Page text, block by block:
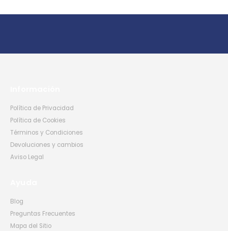
Política de Privacidad
Política de Cookies
Términos y Condiciones
Devoluciones y cambios
Aviso Legal
Blog
Preguntas Frecuentes
Mapa del Sitio